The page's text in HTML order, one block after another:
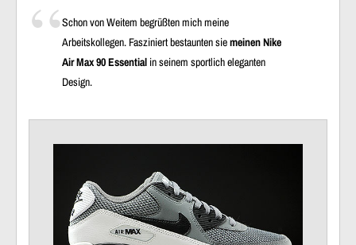
Schon von Weitem begrüßten mich meine
Arbeitskollegen. Fasziniert bestaunten siemeinen Nike
Air Max 90 Essential in seinem sportlich eleganten
Design.